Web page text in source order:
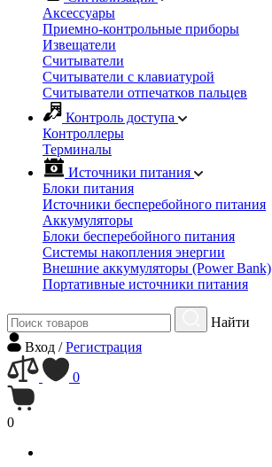
Аксессуары
Приемно-контрольные приборы
Извещатели
Считыватели
Cчитыватели с клавиатурой
Cчитыватели отпечатков пальцев
Контроль доступа
Контроллеры
Терминалы
Источники питания
Блоки питания
Источники бесперебойного питания
Аккумуляторы
Блоки бесперебойного питания
Системы накопления энергии
Внешние аккумуляторы (Power Bank)
Портативные источники питания
Найти
Вход /Регистрация
0
0